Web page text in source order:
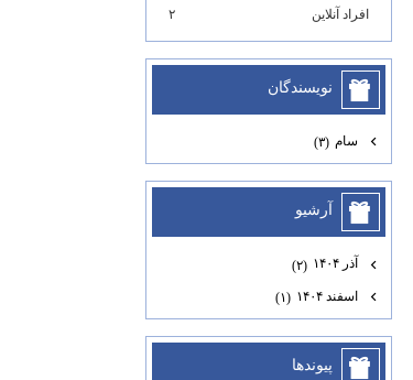
افراد آنلاین ۲
نويسندگان
سام (۳)
آرشيو
آذر ۱۴۰۴
(۲)
اسفند ۱۴۰۴
(۱)
پيوندها